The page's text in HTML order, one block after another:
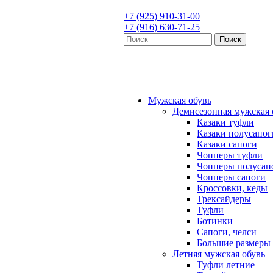
+7 (925) 910-31-00
+7 (916) 630-71-25
Мужская обувь
Демисезонная мужская
Казаки туфли
Казаки
Казаки сапоги
Чопперы туфли
Чопперы
Чопперы сапоги
Кроссовки, кеды
Трексайдеры
Туфли
Ботинки
Сапоги, челси
Большие размеры
Летняя мужская обувь
Туфли летние